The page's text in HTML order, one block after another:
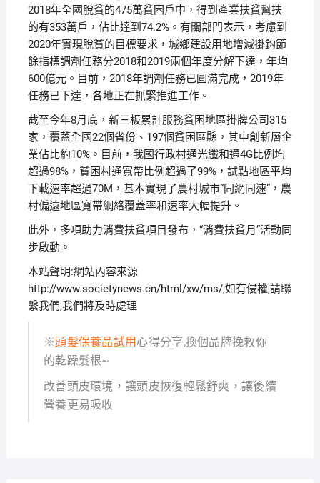
2018年全國脫貧的475萬貧困戶中，得到產業扶貧幫扶
的有353萬戶，佔比達到74.2%。有關部門表示，考慮到
2020年實現脫貧的目標要求，城鄉建設用地增減掛鈎節
餘指標調劑任務分2018和2019兩個年度分解下達，年均
600億元。目前，2018年調劑任務已圓滿完成，2019年
任務已下達，各地正在抓緊推進工作。
截至今年8月底，新三板累計服務貧困地區掛牌公司315
家，覆蓋全國22個省份、197個貧困區縣，其中創新層企
業佔比約10%。目前，我國行政村通光纖和通4G比例均
超過98%，貧困村通寬帶比例超過了99%，試點地區平均
下載速率超過70M，基本實現了農村城市“同網同速”，農
村偏遠地區寬帶網絡覆蓋率和速率大幅提升。
此外，多項助力消費扶貧項目發布，“消費扶貧月”活動同
步啟動。
本站聲明:網站內容來源
http://www.societynews.cn/html/xw/ms/,如有侵權,請聯
繫我們,我們將及時處理
※頭髮保養品試用 心得分享,換個品牌挽救你
的乾躁髮根~
改善頭皮環境，讓頭皮恢復輕鬆舒爽，讓後續
營養更易吸收